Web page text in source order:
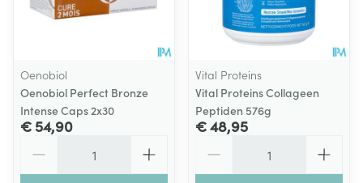
Oenobiol
Oenobiol Perfect Bronze
Intense Caps 2x30
€ 54,90
Vital Proteins
Vital Proteins Collageen
Peptiden 576g
€ 48,95